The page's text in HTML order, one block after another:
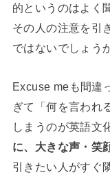
的というのはよく
その人の注意を引
ではないでしょう
Excuse meも間違
ぎて「何を言われ
しまうのが英語文
に、大きな声・笑
引きたい人がすぐ